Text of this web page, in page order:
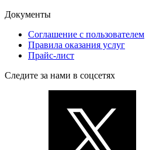
Документы
Соглашение с пользователем
Правила оказания услуг
Прайс-лист
Следите за нами в соцсетях